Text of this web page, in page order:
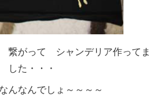
繋がって シャンデリア作ってま
した・・・
んなんでしょ～～～～